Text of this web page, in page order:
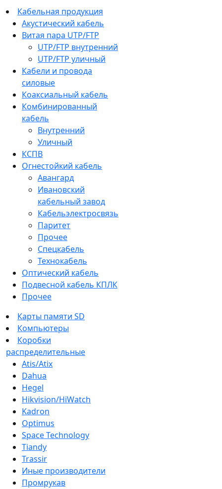
Кабельная продукция
Акустический кабель
Витая пара UTP/FTP
UTP/FTP внутренний
UTP/FTP уличный
Кабели и провода
силовые
Коаксиальный кабель
Комбинированный
кабель
Внутренний
Уличный
КСПВ
Огнестойкий кабель
Авангард
Ивановский
кабельный завод
Кабельэлектросвязь
Паритет
Прочее
Спецкабель
Технокабель
Оптический кабель
Подвесной кабель КПЛК
Прочее
Карты памяти SD
Компьютеры
Коробки
распределительные
Atis/Atix
Dahua
Hegel
Hikvision/HiWatch
Kadron
Optimus
Space Technology
Tiandy
Trassir
Иные производители
Промрукав